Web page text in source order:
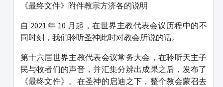
《最终文件》附件教宗方济各的说明
自 2021 年 10 月起，在世界主教代表会议历程中的不
同时刻，我们聆听圣神此时对教会所说的话。
第十六届世界主教代表会议常务大会，在聆听天主子
民与牧者们的声音，并汇集分辨出成果之后，发布了
《最终文件》。在圣神的启迪之下，整个教会蒙召去